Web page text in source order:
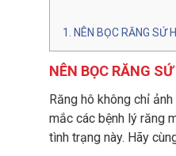
NÊN BỌC RĂNG SỨ
NÊN BỌC RĂNG
Răng hô không chỉ
mắc các bệnh lý răng
tình trạng này. Hãy